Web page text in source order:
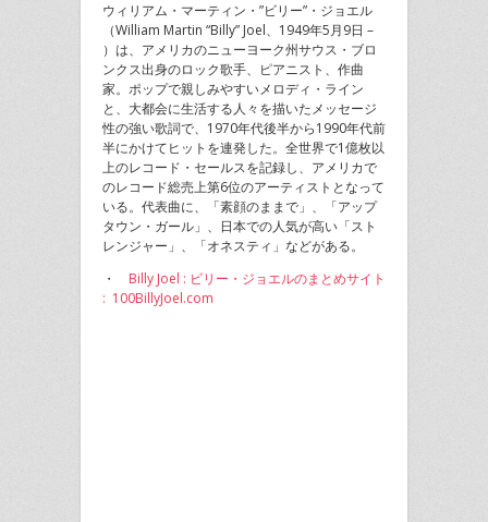
ウィリアム・マーティン・”ビリー”・ジョエル
（William Martin “Billy” Joel、1949年5月9日 –
）は、アメリカのニューヨーク州サウス・ブロ
ンクス出身のロック歌手、ピアニスト、作曲
家。ポップで親しみやすいメロディ・ライン
と、大都会に生活する人々を描いたメッセージ
性の強い歌詞で、1970年代後半から1990年代前
半にかけてヒットを連発した。全世界で1億枚以
上のレコード・セールスを記録し、アメリカで
のレコード総売上第6位のアーティストとなって
いる。代表曲に、「素顔のままで」、「アップ
タウン・ガール」、日本での人気が高い「スト
レンジャー」、「オネスティ」などがある。
・ Billy Joel : ビリー・ジョエルのまとめサイト
: 100BillyJoel.com